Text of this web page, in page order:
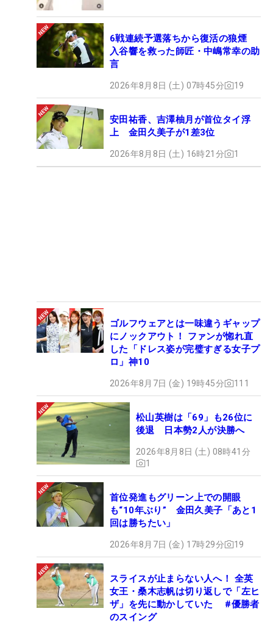
6戦連続予選落ちから復活の狼煙
入谷響を救った師匠・中嶋常幸の助
言
2026年8月8日 (土) 07時45分 19
安田祐香、吉澤柚月が首位タイ浮
上 金田久美子が1差3位
2026年8月8日 (土) 16時21分 1
ゴルフウェアとは一味違うギャップ
にノックアウト！ ファンが惚れ直
した「ドレス姿が完璧すぎる女子プ
ロ」神10
2026年8月7日 (金) 19時45分 111
松山英樹は「69」も26位に
後退 日本勢2人が決勝へ
2026年8月8日 (土) 08時41分
1
首位発進もグリーン上での開眼
も“10年ぶり” 金田久美子「あと1
回は勝ちたい」
2026年8月7日 (金) 17時29分 19
スライスが止まらない人へ！ 全英
女王・桑木志帆は切り返しで「左ヒ
ザ」を先に動かしていた #優勝者
のスイング